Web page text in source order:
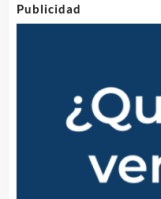
Publicidad